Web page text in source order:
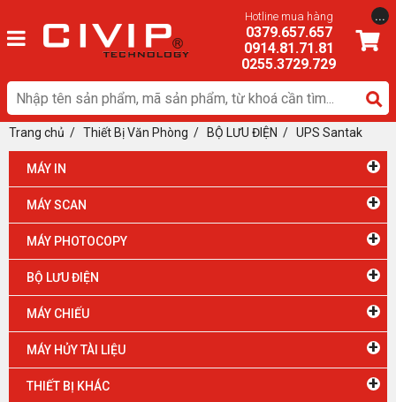
Hotline mua hàng
0379.657.657
0914.81.71.81
0255.3729.729
...
Trang chủ / Thiết Bị Văn Phòng / BỘ LƯU ĐIỆN / UPS Santak
MÁY IN +
MÁY SCAN +
MÁY PHOTOCOPY +
BỘ LƯU ĐIỆN +
MÁY CHIẾU +
MÁY HỦY TÀI LIỆU +
THIẾT BỊ KHÁC +